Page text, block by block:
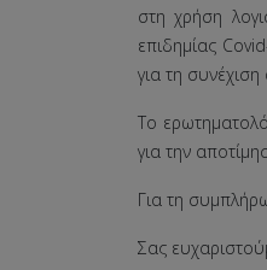
στη χρήση
επιδημίας
για τη
Το
για την
Για τη
Σας